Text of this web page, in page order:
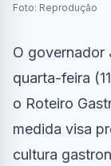
Foto: Reprodução
O governador
quarta-feira
o Roteiro
medida visa
cultura